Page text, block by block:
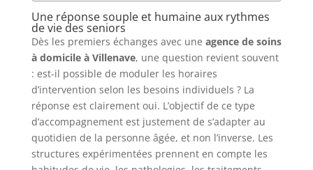
Une réponse souple et humaine aux rythmes
de vie des seniors
Dès les premiers échanges avec une agence de soins
à domicile à Villenave, une question revient souvent
: est-il possible de moduler les horaires
d’intervention selon les besoins individuels ? La
réponse est clairement oui. L’objectif de ce type
d’accompagnement est justement de s’adapter au
quotidien de la personne âgée, et non l’inverse. Les
structures expérimentées prennent en compte les